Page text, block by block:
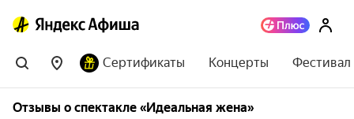
Сертификаты Концерты
Отзывы о спектакле «Идеальная жена»